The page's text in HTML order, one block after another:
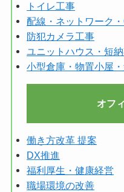
トイレ工事
配線・ネットワーク
防犯カメラ工事
ユニットハウス・短
小型倉庫・物置小屋
オフ
働き方改革 提案
DX推進
福利厚生・健康経営
職場環境の改善